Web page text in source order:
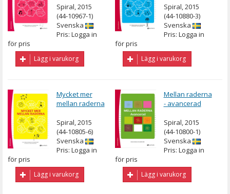
Spiral, 2015
(44-10967-1)
Svenska
Pris: Logga in
för pris
Lägg i varukorg
Spiral, 2015
(44-10880-3)
Svenska
Pris: Logga in
för pris
Lägg i varukorg
Mycket mer
mellan raderna
Spiral, 2015
(44-10805-6)
Svenska
Pris: Logga in
för pris
Lägg i varukorg
Mellan raderna
- avancerad
Spiral, 2015
(44-10800-1)
Svenska
Pris: Logga in
för pris
Lägg i varukorg